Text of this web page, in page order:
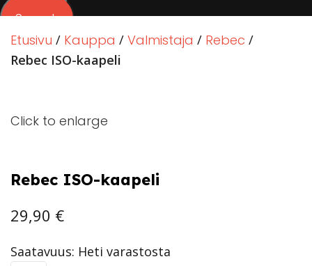
Search
Etusivu
Kauppa Valmistaja Rebec
Rebec ISO-kaapeli
Click to enlarge
Rebec ISO-kaapeli
29,90 €
Saatavuus: Heti varastosta